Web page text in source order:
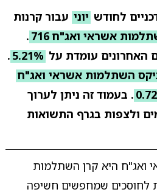
לחודש יוני עבור קרנות
אשראי ואג"ח 716
.
5.21%
.
השתלמות אשראי ואג"ח
. בעמוד זה ניתן לערוך
ולצפות בגרף התשואות
ואג"ח היא קרן השתלמות
לחוסכים שמחפשים חשיפה